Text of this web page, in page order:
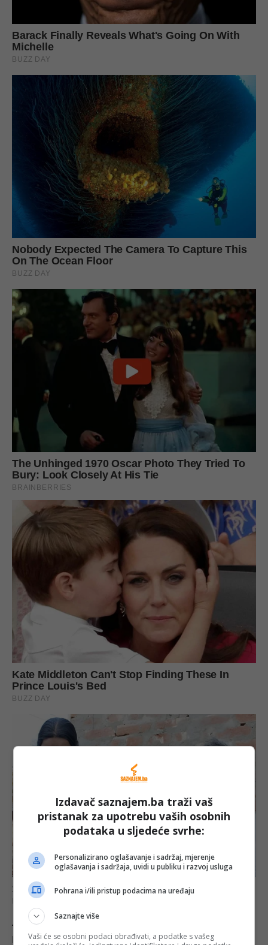
Izdavač saznajem.ba traži vaš
pristanak za upotrebu vaših osobnih
podataka u sljedeće svrhe:
Personalizirano oglašavanje i sadržaj, mjerenje
oglašavanja i sadržaja, uvidi u publiku i razvoj usluga
Pohrana i/ili pristup podacima na uređaju
Saznajte više
Vaši će se osobni podaci obrađivati, a podatke s vašeg